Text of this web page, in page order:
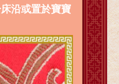
床沿或置於寶寶